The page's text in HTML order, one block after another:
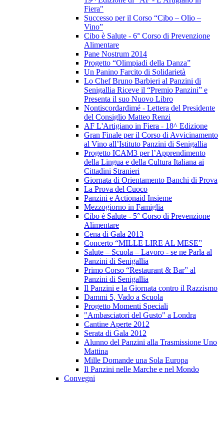
Fiera"
Successo per il Corso “Cibo – Olio –
Vino”
Cibo è Salute - 6° Corso di Prevenzione
Alimentare
Pane Nostrum 2014
Progetto “Olimpiadi della Danza”
Un Panino Farcito di Solidarietà
Lo Chef Bruno Barbieri al Panzini di
Senigallia Riceve il “Premio Panzini” e
Presenta il suo Nuovo Libro
Nontiscordardimé - Lettera del Presidente
del Consiglio Matteo Renzi
AF L'Artigiano in Fiera - 18^ Edizione
Gran Finale per il Corso di Avvicinamento
al Vino all’Istituto Panzini di Senigallia
Progetto ICAM3 per l’Apprendimento
della Lingua e della Cultura Italiana ai
Cittadini Stranieri
Giornata di Orientamento Banchi di Prova
La Prova del Cuoco
Panzini e Actionaid Insieme
Mezzogiorno in Famiglia
Cibo è Salute - 5° Corso di Prevenzione
Alimentare
Cena di Gala 2013
Concerto “MILLE LIRE AL MESE”
Salute – Scuola – Lavoro - se ne Parla al
Panzini di Senigallia
Primo Corso “Restaurant & Bar” al
Panzini di Senigallia
Il Panzini e la Giornata contro il Razzismo
Dammi 5, Vado a Scuola
Progetto Momenti Speciali
"Ambasciatori del Gusto" a Londra
Cantine Aperte 2012
Serata di Gala 2012
Alunno del Panzini alla Trasmissione Uno
Mattina
Mille Domande una Sola Europa
Il Panzini nelle Marche e nel Mondo
Convegni